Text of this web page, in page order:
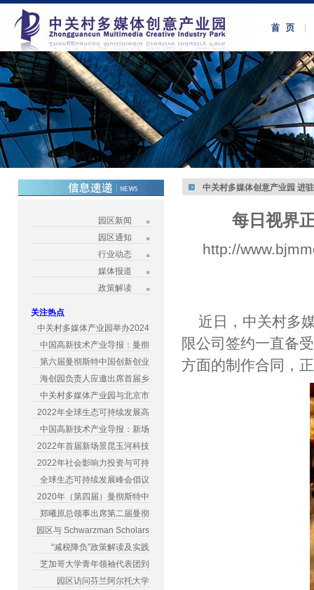
园区新闻
园区通知
行业动态
媒体报道
政策解读
关注热点
中关村多媒体产业园举办2024
中国高新技术产业导报：曼彻
第六届曼彻斯特中国创新创业
海创园负责人应邀出席首届乡
中关村多媒体产业园与北京市
2022年全球生态可持续发展高
中国高新技术产业导报：新场
2022年首届新场景昆玉河科技
2022年社会影响力投资与可持
全球生态可持续发展峰会倡议
2020年（第四届）曼彻斯特中
郑曦原总领事出席第二届曼彻
园区与 Schwarzman Scholars
“减税降负”政策解读及实践
芝加哥大学青年领袖代表团到
园区访问芬兰阿尔托大学
中关村多媒体创意产业园 进
每日视界
http://
近日，中关村多
限公司签约一直备
方面的制作合同，